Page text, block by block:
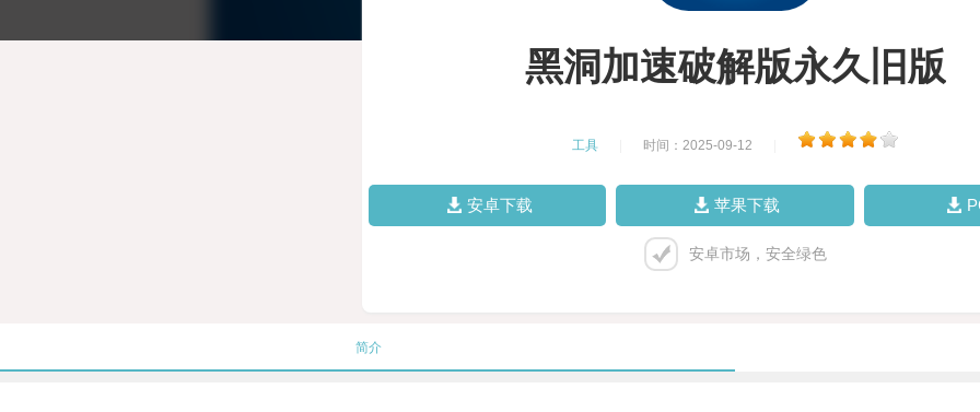
黑洞加速破解版永久旧版
工具 时间：2025-09-12
安卓下载 苹果下载
安卓市场，安全绿色
简介